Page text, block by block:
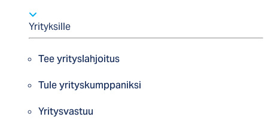
Yrityksille
Tee yrityslahjoitus
Tule yrityskumppaniksi
Yritysvastuu